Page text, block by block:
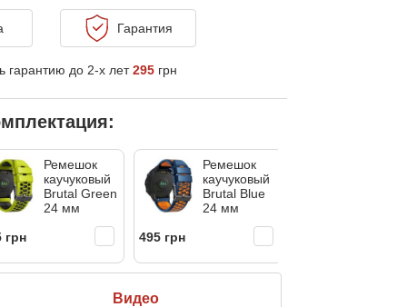
Гарантия
гарантию до 2-х лет295 грн
Ремешок
каучуковый
Brutal Green
24 мм
грн
Ремешок
каучуковый
Brutal Blue
24 мм
495 грн
Видео